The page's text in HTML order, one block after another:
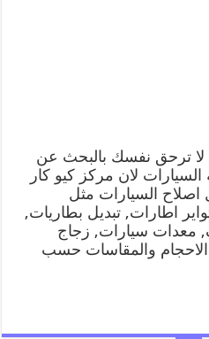
ترحق نفسك بالبحث عن
لان مركز كيو كار
السيارات مثل
اطارات, تبديل بطاريات,
معدات سيارات, زجاج
والمقاسات حسب